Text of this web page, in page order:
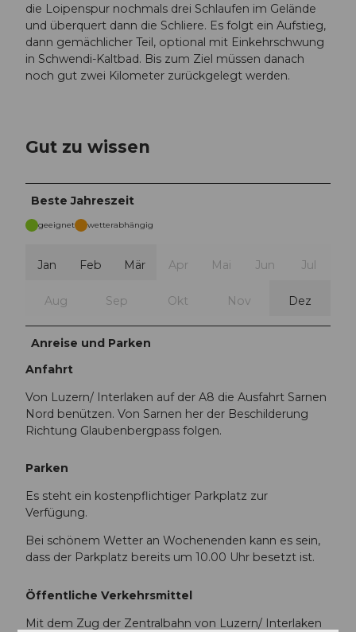
die Loipenspur nochmals drei Schlaufen im Gelände
und überquert dann die Schliere. Es folgt ein Aufstieg,
dann gemächlicher Teil, optional mit Einkehrschwung
in Schwendi-Kaltbad. Bis zum Ziel müssen danach
noch gut zwei Kilometer zurückgelegt werden.
Gut zu wissen
Beste Jahreszeit
geeignet wetterabhängig
Jan Feb Mär Apr Mai Jun Jul
Aug Sep Okt Nov Dez
Anreise und Parken
Anfahrt
Von Luzern/ Interlaken auf der A8 die Ausfahrt Sarnen
Nord benützen. Von Sarnen her der Beschilderung
Richtung Glaubenbergpass folgen.
Parken
Es steht ein kostenpflichtiger Parkplatz zur
Verfügung.
Bei schönem Wetter an Wochenenden kann es sein,
dass der Parkplatz bereits um 10.00 Uhr besetzt ist.
Öffentliche Verkehrsmittel
Mit dem Zug der Zentralbahn von Luzern/ Interlaken